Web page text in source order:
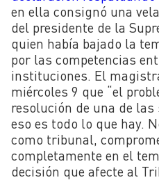
en ella consignó una
del presidente de la
quien había bajado la
por las competencias
instituciones. El
miércoles 9 que “el
resolución de una de
eso es todo lo que hay.
como tribunal,
completamente en el
decisión que afecte al